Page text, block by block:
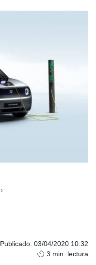
Publicado: 03/04/2020 10:32
3 min. lectura